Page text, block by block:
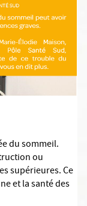
du sommeil.
ou
supérieures. Ce
et la santé des